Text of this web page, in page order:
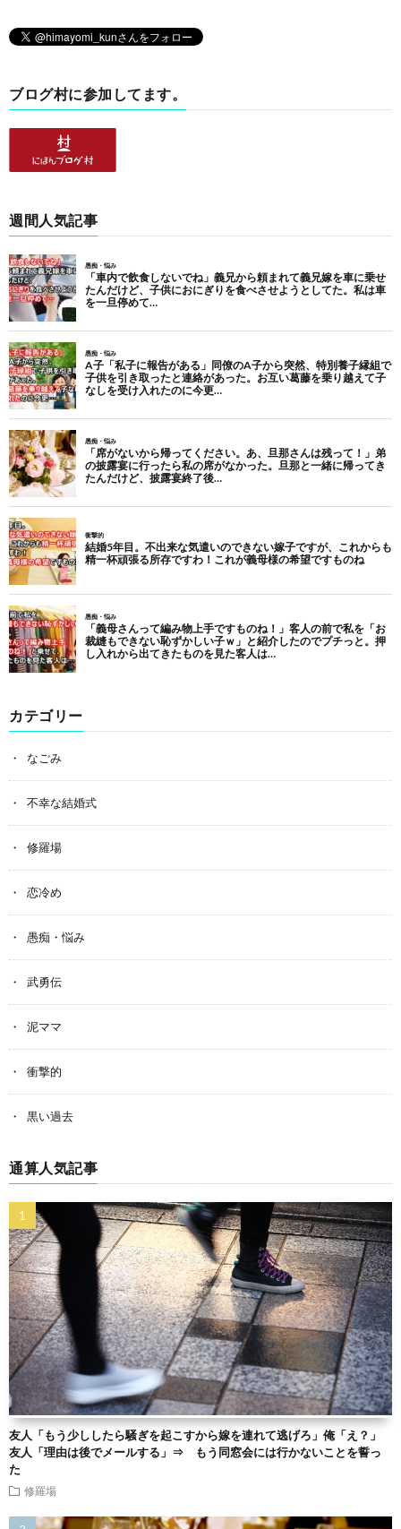
ブログ村に参加してます。
週間人気記事
カテゴリー
なごみ
不幸な結婚式
修羅場
恋冷め
愚痴・悩み
武勇伝
泥ママ
衝撃的
黒い過去
通算人気記事
友人「もう少ししたら騒ぎを起こすから嫁を連れて逃げろ」俺「え？」
友人「理由は後でメールする」⇒ もう同窓会には行かないことを誓っ
た
修羅場